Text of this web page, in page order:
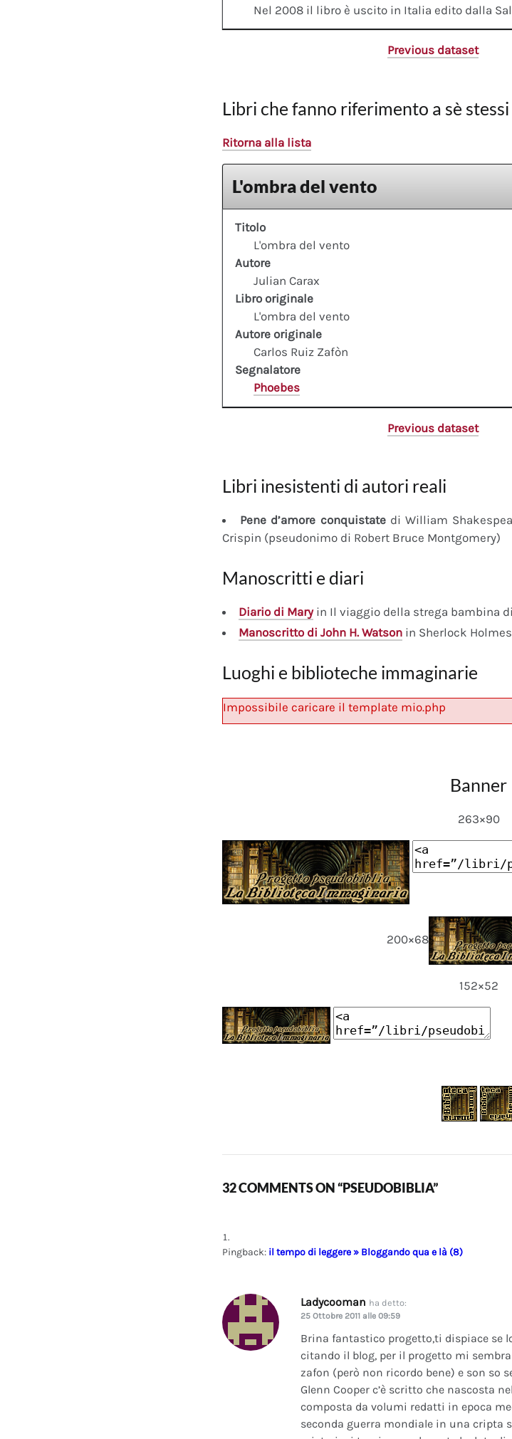
Nel 2008 il libro è uscito in Italia edito dalla
Previous dataset
Libri che fanno riferimento a sè stessi
Ritorna alla lista
L'ombra del vento
Titolo
L'ombra del vento
Autore
Julian Carax
Libro originale
L'ombra del vento
Autore originale
Carlos Ruiz Zafòn
Segnalatore
Phoebes
Previous dataset
Libri inesistenti di autori reali
Pene d’amore conquistatedi William
Crispin (pseudonimo di Robert Bruce Montgomery)
Manoscritti e diari
Diario di Maryin Il viaggio della strega bambina di
Manoscritto di John H. Watson in Sherlock
Luoghi e biblioteche immaginarie
Impossibile caricare il template mio.php
Banner
263×90
200×68
152×52
32 COMMENTS ON “PSEUDOBIBLIA”
Pingback: il tempo di leggere » Bloggando qua e là (8)
Ladycooman ha detto:
25 Ottobre 2011 alle 09:59
Brina fantastico progetto,ti dispiace se
citando il blog, per il progetto mi
zafon (però non ricordo bene) e son so
Glenn Cooper c’è scritto che nascosta
composta da volumi redatti in epoca
seconda guerra mondiale in una cripta